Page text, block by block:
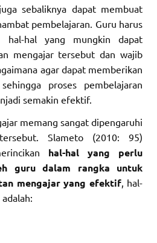
sebaliknya dapat membuat
pembelajaran. Guru harus
hal-hal yang mungkin dapat
mengajar tersebut dan wajib
agar dapat memberikan
proses pembelajaran
semakin efektif.
memang sangat dipengaruhi
Slameto (2010: 95)
hal-hal yang perlu
guru dalam rangka untuk
mengajar yang efektif, hal-